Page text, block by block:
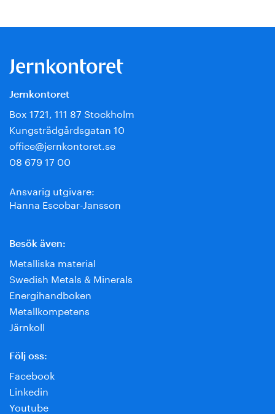
Jernkontoret
Box 1721, 111 87 Stockholm
Kungsträdgårdsgatan 10
office@jernkontoret.se
08 679 17 00
Ansvarig utgivare:
Hanna Escobar-Jansson
Besök även:
Metalliska material
Swedish Metals & Minerals
Energihandboken
Metallkompetens
Järnkoll
Följ oss:
Facebook
Linkedin
Youtube